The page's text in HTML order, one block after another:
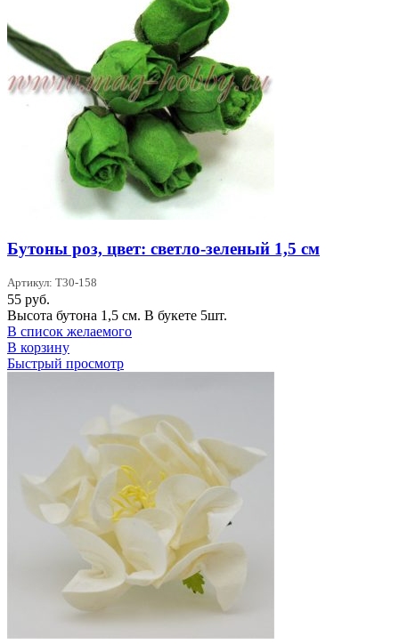
Бутоны роз, цвет: светло-зеленый 1,5 см
Артикул: T30-158
55 руб.
Высота бутона 1,5 см. В букете 5шт.
В список желаемого
В корзину
Быстрый просмотр